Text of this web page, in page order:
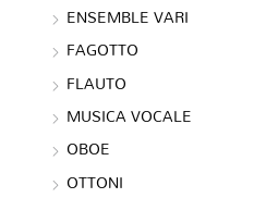
ENSEMBLE VARI
FAGOTTO
FLAUTO
MUSICA VOCALE
OBOE
OTTONI